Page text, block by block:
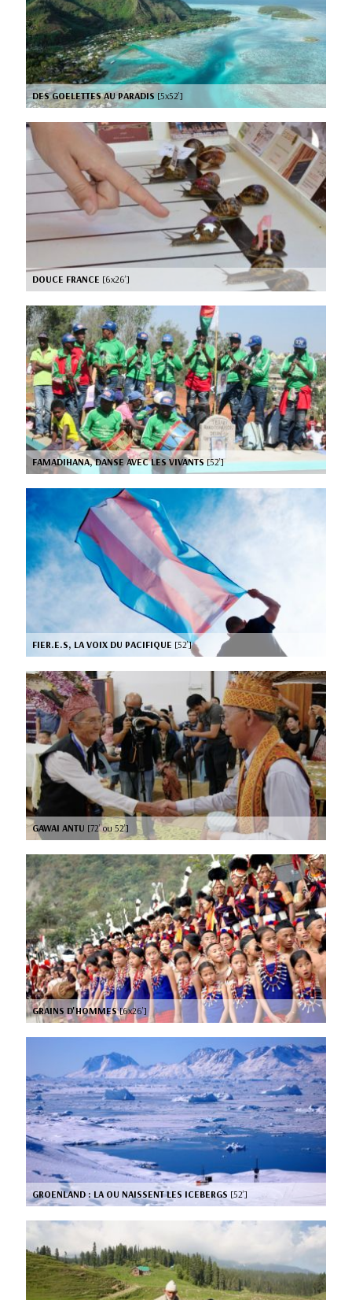
DES GOELETTES AU PARADIS[5x52’]
DOUCE FRANCE [6x26’]
FAMADIHANA, DANSE AVEC LES VIVANTS[52’]
FIER.E.S, LA VOIX DU PACIFIQUE [52’]
GAWAI ANTU [72’ ou 52’]
GRAINS D'HOMMES[6x26’]
GROENLAND : LA OU NAISSENT LES ICEBERGS [52’]